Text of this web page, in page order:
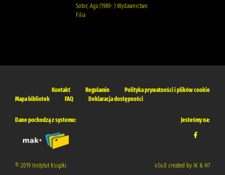
Sotor, Aga (1989- ) Wydawnictwo
Filia
Kontakt Regulamin
Polityka prywatności i plików cookie
Mapa bibliotek
FAQ Deklaracja dostępności
Dane pochodzą z systemu: Jesteśmy na:
© 2019 Instytut Książki v.1.4.0 created by IK & H7